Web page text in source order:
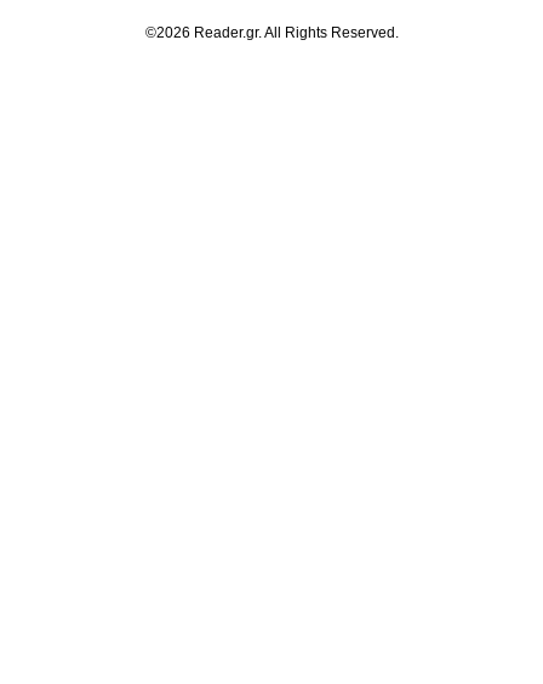
©2026 Reader.gr. All Rights Reserved.